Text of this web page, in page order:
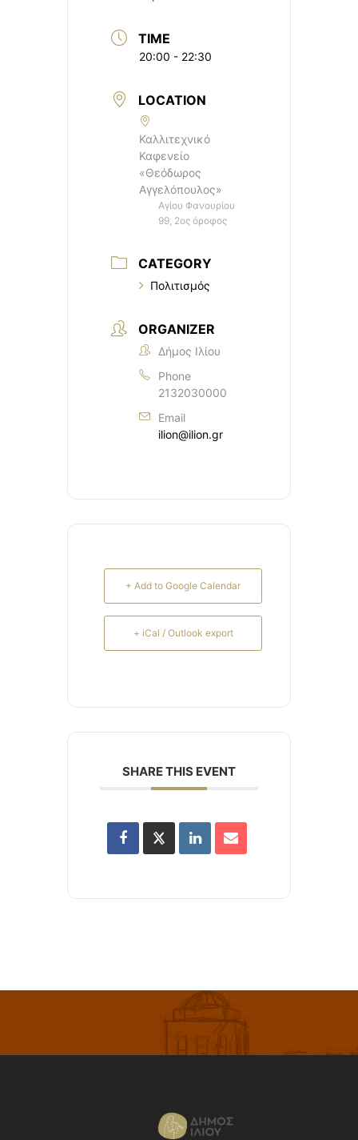
TIME
20:00 - 22:30
LOCATION
Καλλιτεχνικό
Καφενείο
«Θεόδωρος
Αγγελόπουλος»
Αγίου Φανουρίου
99, 2ος όροφος
CATEGORY
Πολιτισμός
ORGANIZER
Δήμος Ιλίου
Phone
2132030000
Email
ilion@ilion.gr
+ Add to Google Calendar
+ iCal / Outlook export
SHARE THIS EVENT